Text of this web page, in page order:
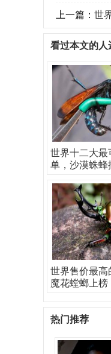
上一篇： 世
看过本文的人
世界十二大最
单，沙漠蛛蜂
世界售价最高
魔花螳螂上榜
热门推荐